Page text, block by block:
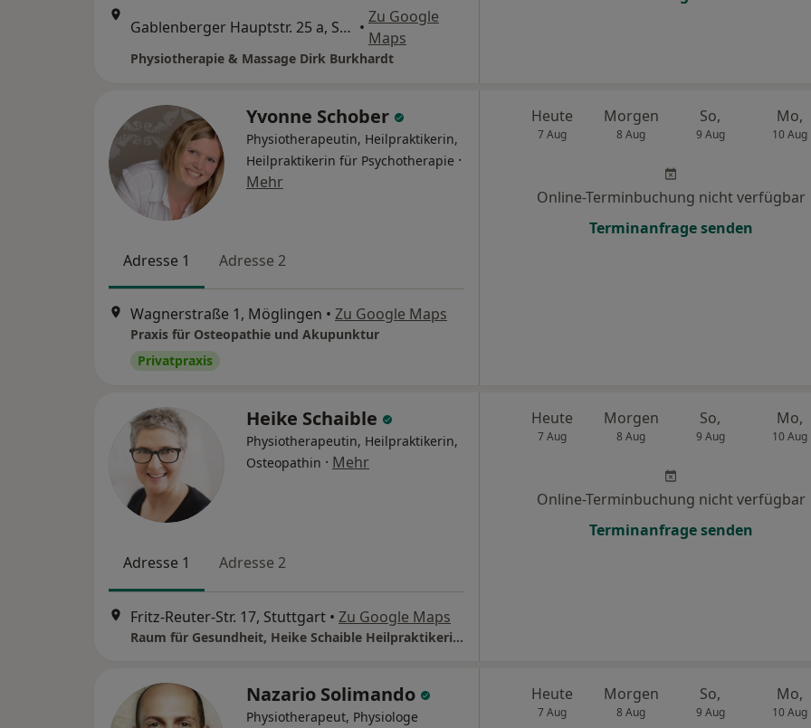
Gablenberger Hauptstr. 25 a, Stuttgart •
Zu Google
Maps
Physiotherapie & Massage Dirk Burkhardt
Yvonne Schober
Physiotherapeutin, Heilpraktikerin,
Heilpraktikerin für Psychotherapie ·
Mehr
Adresse 1 Adresse 2
Wagnerstraße 1, Möglingen • Zu Google Maps
Praxis für Osteopathie und Akupunktur
Privatpraxis
Heute
7 Aug
Morgen
8 Aug
So,
9 Aug
Mo,
10 Aug
Online-Terminbuchung nicht verfügbar
Terminanfrage senden
Heike Schaible
Physiotherapeutin, Heilpraktikerin,
Osteopathin · Mehr
Adresse 1 Adresse 2
Fritz-Reuter-Str. 17, Stuttgart • Zu Google Maps
Raum für Gesundheit, Heike Schaible Heilpraktikerin und Physiotherapie
Heute
7 Aug
Morgen
8 Aug
So,
9 Aug
Mo,
10 Aug
Online-Terminbuchung nicht verfügbar
Terminanfrage senden
Nazario Solimando
Physiotherapeut, Physiologe
Heute
7 Aug
Morgen
8 Aug
So,
9 Aug
Mo,
10 Aug